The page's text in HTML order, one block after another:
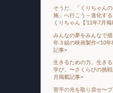
そうだ、「くりちゃん
施」へ行こう～進化す
くりちゃん【’11年7月掲
みんなの夢をみんなで描
年３組の映画製作<’10
記事>
生きるための力。生き
学び。〜さくらびの挑戦
月掲載記事>
菅平の光を取り戻せ〜プ